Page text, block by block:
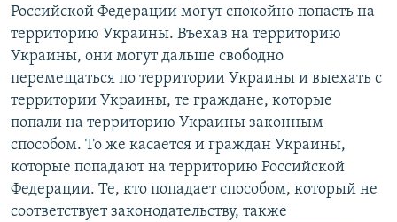
Российской Федерации могут спокойно попасть на
территорию Украины. Въехав на территорию
Украины, они могут дальше свободно
перемещаться по территории Украины и выехать с
территории Украины, те граждане, которые
попали на территорию Украины законным
способом. То же касается и граждан Украины,
которые попадают на территорию Российской
Федерации. Те, кто попадает способом, который не
соответствует законодательству, также